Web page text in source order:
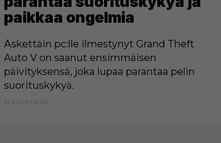
paikkaa ongelmia
Äskettäin pc:lle ilmestynyt Grand Theft
Auto V on saanut ensimmäisen
päivityksensä, joka lupaa parantaa pelin
suorituskykyä.
21.4.2015 06:00